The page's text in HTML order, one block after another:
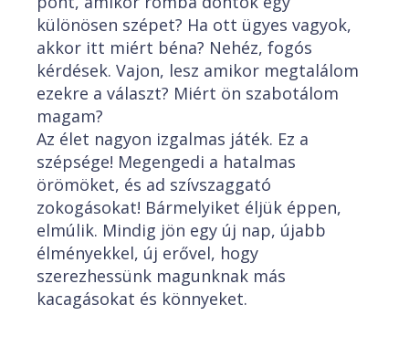
különösen szépet? Ha ott ügyes vagyok,
akkor itt miért béna? Nehéz, fogós
kérdések. Vajon, lesz amikor megtalálom
ezekre a választ? Miért ön szabotálom
magam?
Az élet nagyon izgalmas játék. Ez a
szépsége! Megengedi a hatalmas
örömöket, és ad szívszaggató
zokogásokat! Bármelyiket éljük éppen,
elmúlik. Mindig jön egy új nap, újabb
élményekkel, új erővel, hogy
szerezhessünk magunknak más
kacagásokat és könnyeket.